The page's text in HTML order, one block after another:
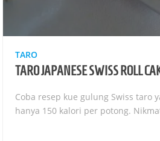
TARO
TARO JAPANESE SWISS ROLL
Coba resep kue gulung Swiss taro
hanya 150 kalori per potong.